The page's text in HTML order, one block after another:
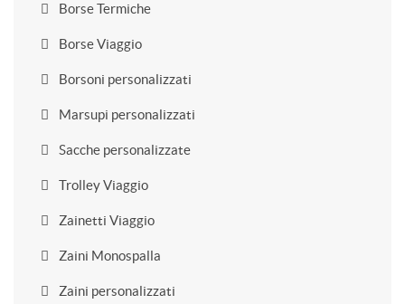
Borse Termiche
Borse Viaggio
Borsoni personalizzati
Marsupi personalizzati
Sacche personalizzate
Trolley Viaggio
Zainetti Viaggio
Zaini Monospalla
Zaini personalizzati